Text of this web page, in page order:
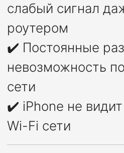
слабый сигнал
роутером
✔️ Постоянные
невозможность
сети
✔️ iPhone не
Wi-Fi сети